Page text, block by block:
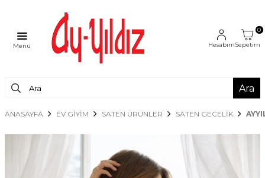
Menü Hesabım
0
Sepetim
Ara
ANASAYFA EV GİYİM SATEN ÜRÜNLER SATEN GECELIK